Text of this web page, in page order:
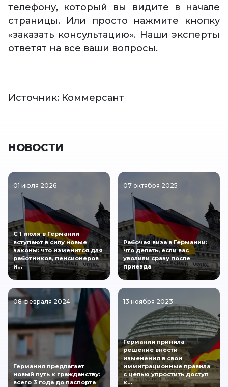
телефону, который вы видите в начале
страницы. Или просто нажмите кнопку
«заказать консультацию». Наши эксперты
ответят на все ваши вопросы.
Источник: Коммерсант
НОВОСТИ
01 июля 2026
С 1 июля в Германии
вступают в силу новые
законы: что изменится для
работников, пенсионеров
и…
07 октября 2025
Рабочая виза в Германии:
что делать, если вас
уволили сразу после
приезда
08 февраля 2024
Германия предлагает
новый путь к гражданству:
всего 3 года до паспорта
13 ноября 2023
Германия приняла
решение внести
изменения в свои
иммиграционные правила
с целью упростить доступ
к…